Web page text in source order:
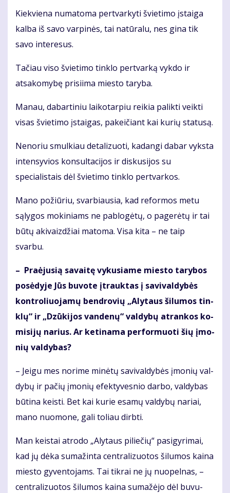
Kiek­vie­na nu­ma­to­ma per­tvar­ky­ti švie­ti­mo įstai­ga
kal­ba iš sa­vo var­pi­nės, tai natūralu, nes gina tik
savo interesus.
Tačiau viso švietimo tinklo pertvarką vykdo ir
atsakomybę prisiima miesto taryba.
Manau, dabartiniu laikotarpiu reikia palikti veikti
visas švietimo įstaigas, pakeičiant kai kurių statusą.
Nenoriu smulkiau detalizuoti, kadangi dabar vyksta
intensyvios konsultacijos ir diskusijos su
specialistais dėl švietimo tinklo pertvarkos.
Mano požiūriu, svarbiausia, kad reformos metu
sąlygos mokiniams ne pablogėtų, o pagerėtų ir tai
būtų akivaizdžiai matoma. Visa kita – ne taip
svarbu.
– Pra­ėju­sią sa­vai­tę vy­ku­sia­me mies­to ta­ry­bos
po­sė­dy­je Jūs bu­vo­te įtrauk­tas į sa­vi­val­dy­bės
kon­tro­liuo­ja­mų ben­dro­vių „Aly­taus ši­lu­mos tin­
klų“ ir „Dzū­ki­jos van­de­nų“ val­dy­bų at­ran­kos ko­
mi­si­jų na­rius. Ar ke­ti­na­ma per­for­muo­ti šių įmo­
nių val­dy­bas?
– Jei­gu mes no­ri­me mi­nė­tų sa­vi­val­dy­bės įmo­nių val­
dy­bų ir pačių įmonių efek­ty­ves­nio dar­bo, val­dybas
būtina keis­ti. Bet kai kurie esamų valdybų nariai,
mano nuomone, gali toliau dirbti.
Man keis­tai at­ro­do „Aly­taus pi­lie­čių“ pa­si­gy­ri­mai,
kad jų dė­ka su­ma­žin­ta cen­tra­li­zuo­tos ši­lu­mos kai­na
mies­to gy­ven­to­jams. Tai tik­rai ne jų nuo­pel­nas, –
cen­tra­li­zuo­tos ši­lu­mos kai­na su­ma­žė­jo dėl bu­vu­